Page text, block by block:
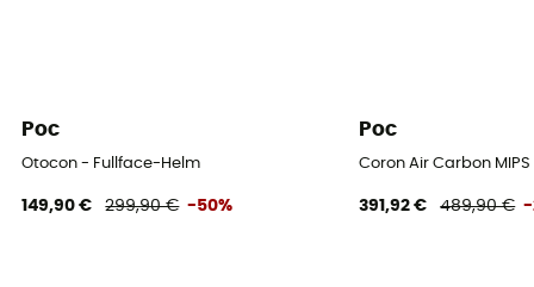
Poc
Otocon - Fullface-Helm
149,90 € 299,90 € -50%
Poc
Coron Air Carbon
391,92 € 489,90 € -